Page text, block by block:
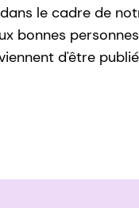
le cadre de
d'être